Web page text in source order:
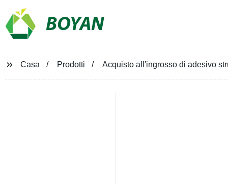
BOYAN
Casa Prodotti Acquisto all′ingrosso di adesivo